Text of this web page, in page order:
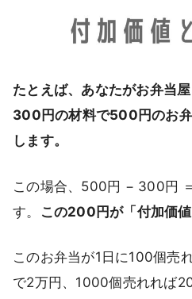
たとえば、あなたがお弁当
300円の材料で500円のお
します。
この場合、500円 − 300円
す。
この200円が「付加価値
このお弁当が1日に100個売
で2万円、1000個売れれば